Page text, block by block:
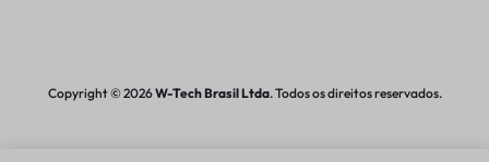
Copyright © 2026W-TechBrasil Ltda. Todos os direitos reservados.